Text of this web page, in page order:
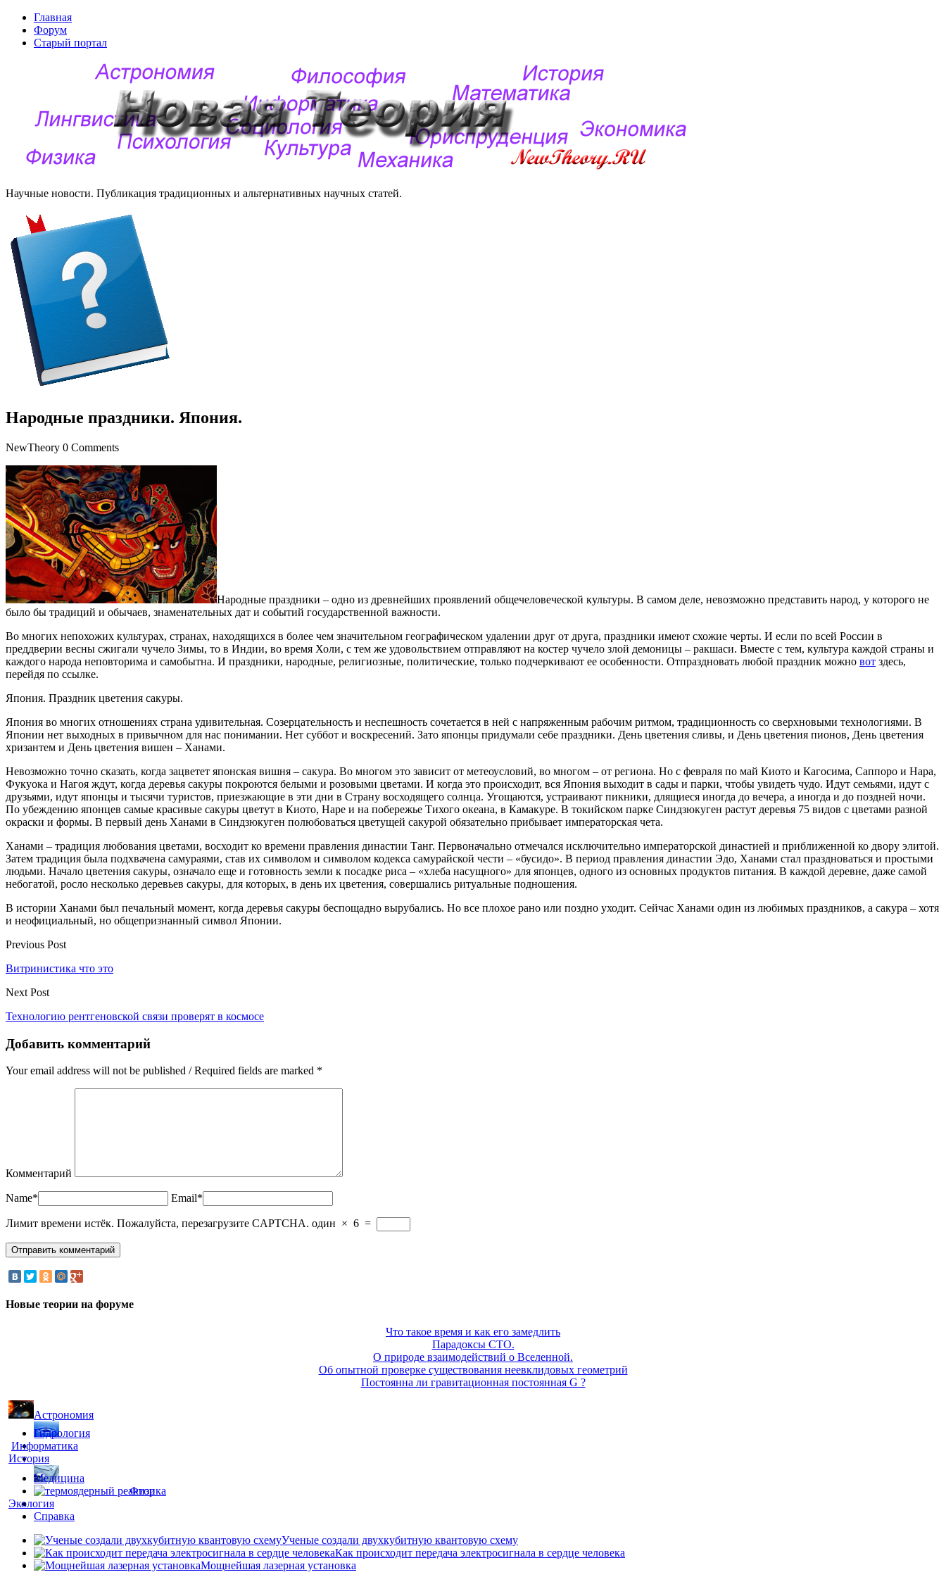
Главная
Форум
Старый портал
Научные новости. Публикация традиционных и альтернативных научных статей.
Народные праздники. Япония.
NewTheory 0 Comments
Народные праздники – одно из древнейших проявлений общечеловеческой культуры. В самом деле, невозможно представить народ, у которого не
было бы традиций и обычаев, знаменательных дат и событий государственной важности.
Во многих непохожих культурах, странах, находящихся в более чем значительном географическом удалении друг от друга, праздники имеют схожие черты. И если по всей России в
преддверии весны сжигали чучело Зимы, то в Индии, во время Холи, с тем же удовольствием отправляют на костер чучело злой демоницы – ракшаси. Вместе с тем, культура каждой страны и
каждого народа неповторима и самобытна. И праздники, народные, религиозные, политические, только подчеркивают ее особенности. Отпраздновать любой праздник можно вот здесь,
перейдя по ссылке.
Япония. Праздник цветения сакуры.
Япония во многих отношениях страна удивительная. Созерцательность и неспешность сочетается в ней с напряженным рабочим ритмом, традиционность со сверхновыми технологиями. В
Японии нет выходных в привычном для нас понимании. Нет суббот и воскресений. Зато японцы придумали себе праздники. День цветения сливы, и День цветения пионов, День цветения
хризантем и День цветения вишен – Ханами.
Невозможно точно сказать, когда зацветет японская вишня – сакура. Во многом это зависит от метеоусловий, во многом – от региона. Но с февраля по май Киото и Кагосима, Саппоро и Нара,
Фукуока и Нагоя ждут, когда деревья сакуры покроются белыми и розовыми цветами. И когда это происходит, вся Япония выходит в сады и парки, чтобы увидеть чудо. Идут семьями, идут с
друзьями, идут японцы и тысячи туристов, приезжающие в эти дни в Страну восходящего солнца. Угощаются, устраивают пикники, длящиеся иногда до вечера, а иногда и до поздней ночи.
По убеждению японцев самые красивые сакуры цветут в Киото, Наре и на побережье Тихого океана, в Камакуре. В токийском парке Синдзюкуген растут деревья 75 видов с цветами разной
окраски и формы. В первый день Ханами в Синдзюкуген полюбоваться цветущей сакурой обязательно прибывает императорская чета.
Ханами – традиция любования цветами, восходит ко времени правления династии Танг. Первоначально отмечался исключительно императорской династией и приближенной ко двору элитой.
Затем традиция была подхвачена самураями, став их символом и символом кодекса самурайской чести – «бусидо». В период правления династии Эдо, Ханами стал праздноваться и простыми
людьми. Начало цветения сакуры, означало еще и готовность земли к посадке риса – «хлеба насущного» для японцев, одного из основных продуктов питания. В каждой деревне, даже самой
небогатой, росло несколько деревьев сакуры, для которых, в день их цветения, совершались ритуальные подношения.
В истории Ханами был печальный момент, когда деревья сакуры беспощадно вырубались. Но все плохое рано или поздно уходит. Сейчас Ханами один из любимых праздников, а сакура – хотя
и неофициальный, но общепризнанный символ Японии.
Previous Post
Витринистика что это
Next Post
Технологию рентгеновской связи проверят в космосе
Добавить комментарий
Your email address will not be published / Required fields are marked *
Комментарий
Name* Email*
Лимит времени истёк. Пожалуйста, перезагрузите CAPTCHA. один × 6 =
Новые теории на форуме
Что такое время и как его замедлить
Парадоксы СТО.
О природе взаимодействий о Вселенной.
Об опытной проверке существования неевклидовых геометрий
Постоянна ли гравитационная постоянная G ?
Астрономия
Гидрология
Информатика
История
Медицина
Физика
Экология
Справка
Ученые создали двухкубитную квантовую схему
Как происходит передача электросигнала в сердце человека
Мощнейшая лазерная установка